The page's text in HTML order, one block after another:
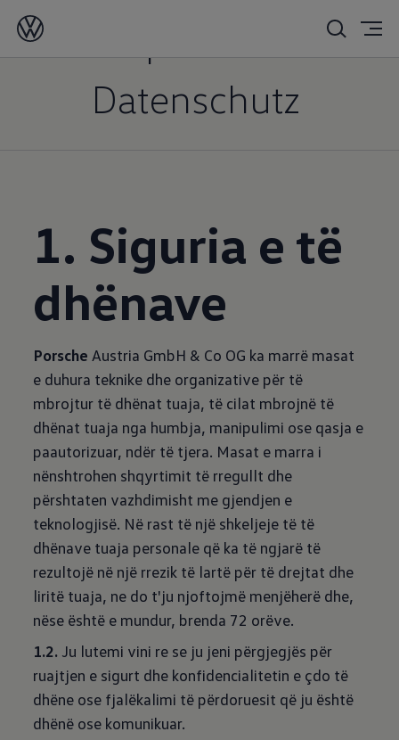
Datenschutz
1. Siguria e të
dhënave
Porsche Austria GmbH & Co OG ka marrë masat
e duhura teknike dhe organizative për të
mbrojtur të dhënat tuaja, të cilat mbrojnë të
dhënat tuaja nga humbja, manipulimi ose qasja e
paautorizuar, ndër të tjera. Masat e marra i
nënshtrohen shqyrtimit të rregullt dhe
përshtaten vazhdimisht me gjendjen e
teknologjisë. Në rast të një shkeljeje të të
dhënave tuaja personale që ka të ngjarë të
rezultojë në një rrezik të lartë për të drejtat dhe
liritë tuaja, ne do t'ju njoftojmë menjëherë dhe,
nëse është e mundur, brenda 72 orëve.
1.2. Ju lutemi vini re se ju jeni përgjegjës për
ruajtjen e sigurt dhe konfidencialitetin e çdo të
dhëne ose fjalëkalimi të përdoruesit që ju është
dhënë ose komunikuar.